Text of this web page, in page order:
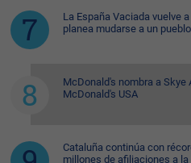
La España Vaciada vuelve
planea mudarse a un pueblo
McDonald's nombra a
McDonald's USA
Cataluña continúa con
millones de afiliaciones a la